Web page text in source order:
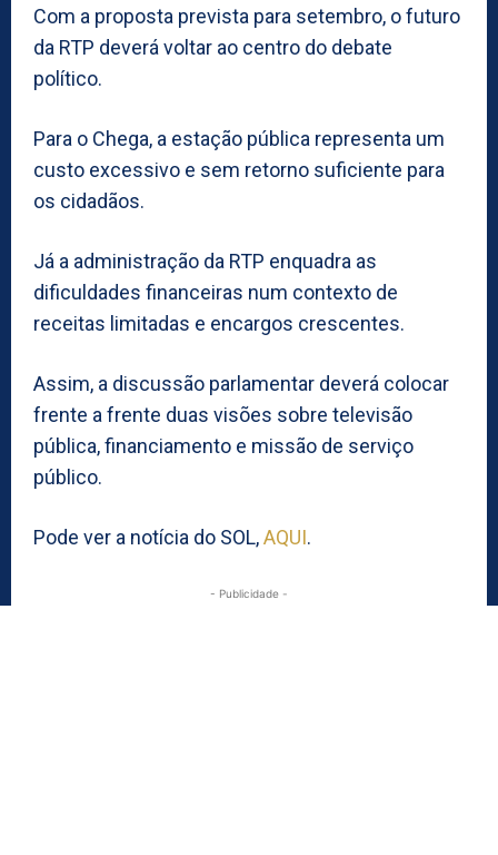
Com a proposta prevista para setembro, o futuro
da RTP deverá voltar ao centro do debate
político.
Para o Chega, a estação pública representa um
custo excessivo e sem retorno suficiente para
os cidadãos.
Já a administração da RTP enquadra as
dificuldades financeiras num contexto de
receitas limitadas e encargos crescentes.
Assim, a discussão parlamentar deverá colocar
frente a frente duas visões sobre televisão
pública, financiamento e missão de serviço
público.
Pode ver a notícia do SOL,AQUI.
- Publicidade -